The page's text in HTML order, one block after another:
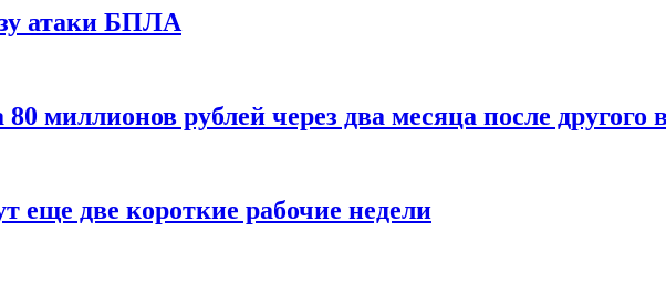
атаки БПЛА
миллионов рублей через два месяца после
еще две короткие рабочие недели